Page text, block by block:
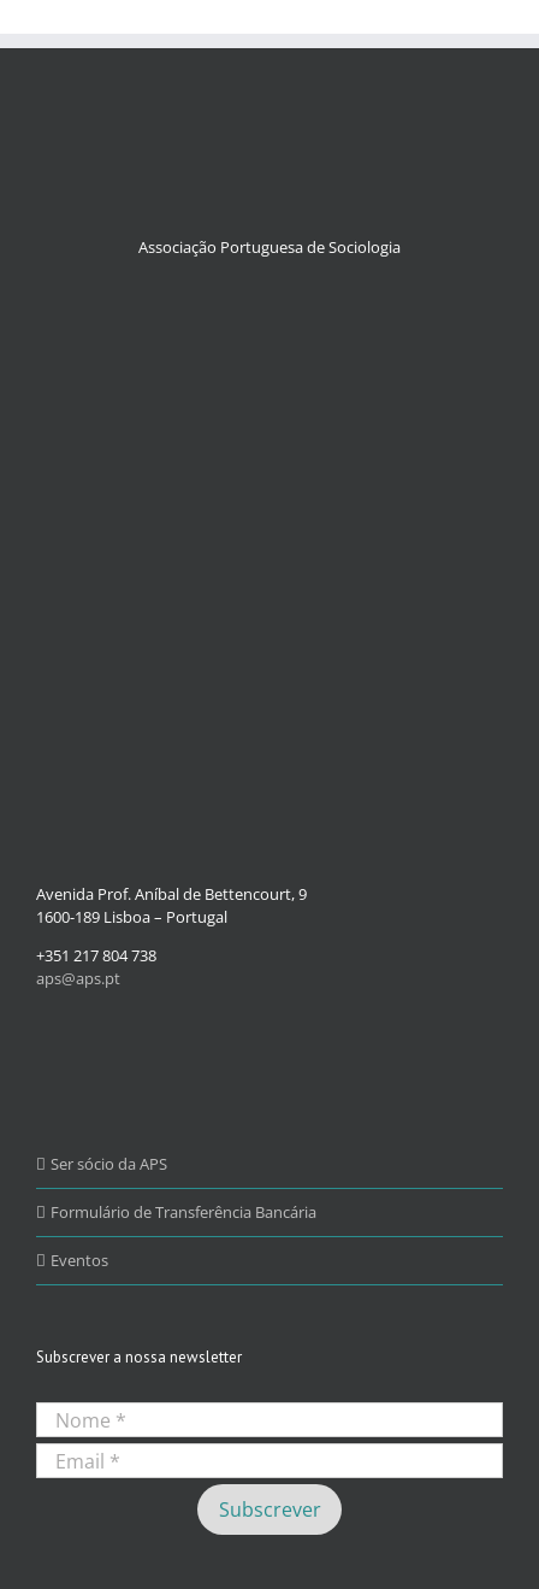
Associação Portuguesa de Sociologia
Avenida Prof. Aníbal de Bettencourt, 9
1600-189 Lisboa – Portugal
+351 217 804 738
aps@aps.pt
Ser sócio da APS
Formulário de Transferência Bancária
Eventos
Subscrever a nossa newsletter